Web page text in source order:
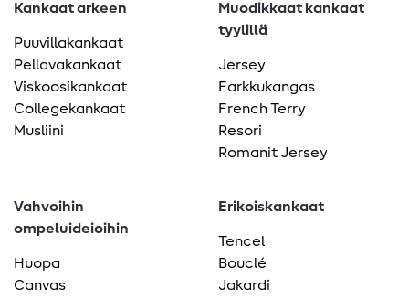
Kankaat arkeen
Puuvillakankaat
Pellavakankaat
Viskoosikankaat
Collegekankaat
Musliini
Muodikkaat kankaat
tyylillä
Jersey
Farkkukangas
French Terry
Resori
Romanit Jersey
Vahvoihin
ompeluideioihin
Huopa
Canvas
Erikoiskankaat
Tencel
Bouclé
Jakardi